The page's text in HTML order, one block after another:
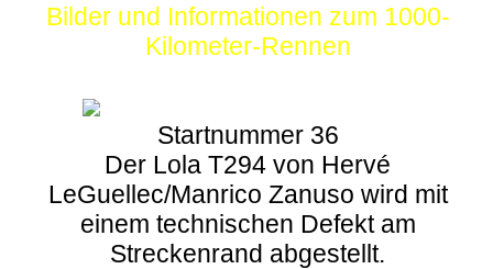
Bilder und Informationen zum 1000-
Kilometer-Rennen
Startnummer 36
Der Lola T294 von Hervé
LeGuellec/Manrico Zanuso wird mit
einem technischen Defekt am
Streckenrand abgestellt.